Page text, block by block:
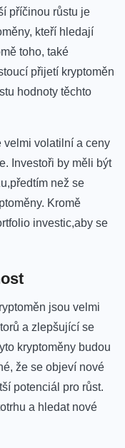
​příčinou‌ růstu je
kteří hledají
toho, také
přijetí kryptoměn
hodnoty těchto
velmi volatilní⁣ a ceny‌
Investoři ​by ‌měli ‌být
než se
Kromě
investic,aby se
jsou velmi
a zlepšující ⁢se
⁢kryptoměny budou
že se objeví nové⁢
potenciál pro růst.
a hledat nové